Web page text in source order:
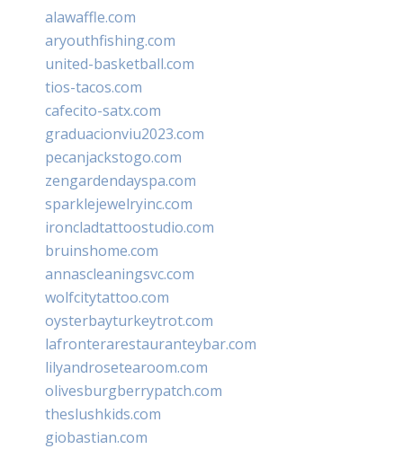
alawaffle.com
aryouthfishing.com
united-basketball.com
tios-tacos.com
cafecito-satx.com
graduacionviu2023.com
pecanjackstogo.com
zengardendayspa.com
sparklejewelryinc.com
ironcladtattoostudio.com
bruinshome.com
annascleaningsvc.com
wolfcitytattoo.com
oysterbayturkeytrot.com
lafronterarestauranteybar.com
lilyandrosetearoom.com
olivesburgberrypatch.com
theslushkids.com
giobastian.com